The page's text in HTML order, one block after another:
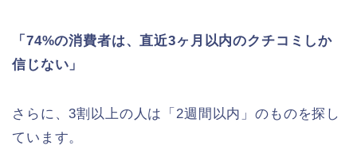
「74%の消費者は、直近3ヶ月以内のクチコミしか
信じない」
さらに、3割以上の人は「2週間以内」のものを探し
ています。